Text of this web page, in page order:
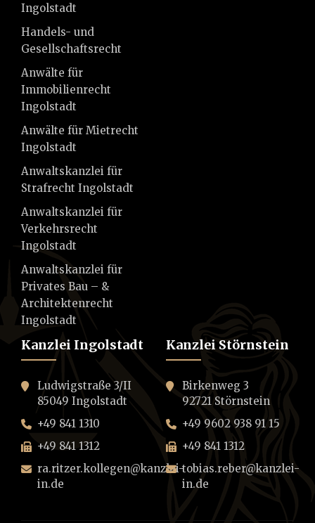
Ingolstadt
Handels- und
Gesellschaftsrecht
Anwälte für
Immobilienrecht
Ingolstadt
Anwälte für Mietrecht
Ingolstadt
Anwaltskanzlei für
Strafrecht Ingolstadt
Anwaltskanzlei für
Verkehrsrecht
Ingolstadt
Anwaltskanzlei für
Privates Bau – &
Architektenrecht
Ingolstadt
Kanzlei Ingolstadt
Ludwigstraße 3/II
85049 Ingolstadt
+49 841 1310
+49 841 1312
ra.ritzer.kollegen@kanzlei-
in.de
Kanzlei Störnstein
Birkenweg 3
92721 Störnstein
+49 9602 938 91 15
+49 841 1312
tobias.reber@kanzlei-
in.de